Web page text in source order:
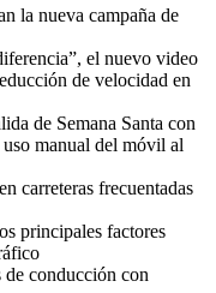
la nueva campaña de
el nuevo video
de velocidad en
de Semana Santa con
manual del móvil al
carreteras frecuentadas
principales factores
de conducción con